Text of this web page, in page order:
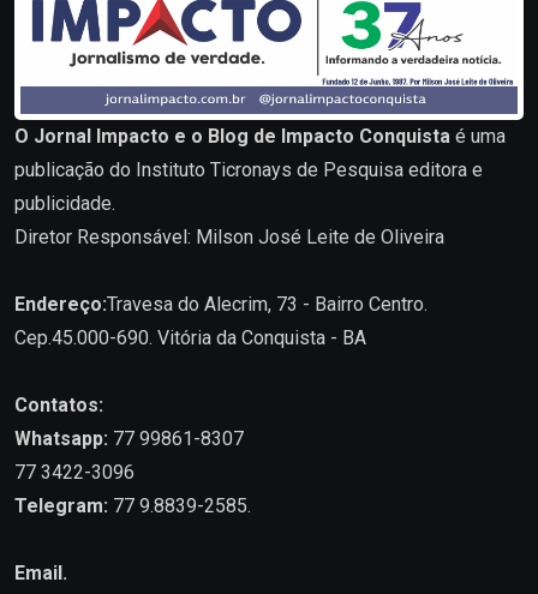
O Jornal Impacto e o Blog de Impacto Conquista é uma
publicação do Instituto Ticronays de Pesquisa editora e
publicidade.
Diretor Responsável: Milson José Leite de Oliveira
Endereço:Travesa do Alecrim, 73 - Bairro Centro.
Cep.45.000-690. Vitória da Conquista - BA
Contatos:
Whatsapp: 77 99861-8307
77 3422-3096
Telegram: 77 9.8839-2585.
Email.